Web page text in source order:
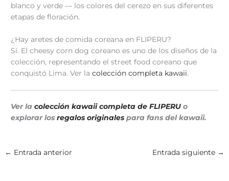
blanco y verde — los colores del cerezo en sus diferentes
etapas de floración.
¿Hay aretes de comida coreana en FLIPERU?
Sí. El cheesy corn dog coreano es uno de los diseños de la
colección, representando el street food coreano que
conquistó Lima. Ver lacolección completa kawaii.
Ver lacolección kawaii completa de FLIPERU o
explorar losregalos originales para fans del kawaii.
← Entrada anterior Entrada siguiente →